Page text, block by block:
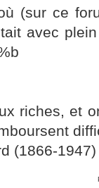
(sur ce
avec
riches, et
(1866-1947)